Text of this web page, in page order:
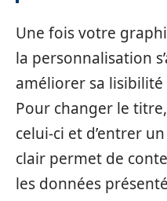
Une fois votre
la personnalisation
améliorer sa
Pour changer le
celui-ci et d’entrer
clair permet de
les données